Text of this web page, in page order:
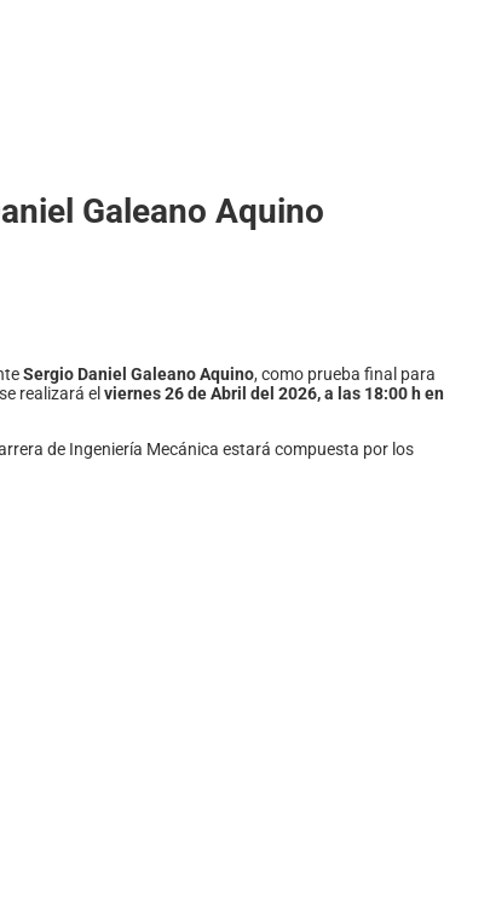
Galeano Aquino
Sergio Daniel Galeano Aquino, como prueba final para
realizará el viernes 26 de Abril del 2026, a las 18:00 h en
de Ingeniería Mecánica estará compuesta por los